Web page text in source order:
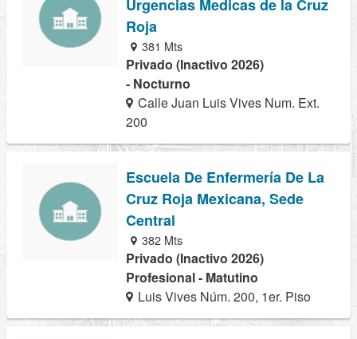
Urgencias Medicas de la Cruz
Roja
381 Mts
Privado (Inactivo 2026)
- Nocturno
Calle Juan Luis Vives Num. Ext.
200
Escuela De Enfermería De La
Cruz Roja Mexicana, Sede
Central
382 Mts
Privado (Inactivo 2026)
Profesional - Matutino
Luis Vives Núm. 200, 1er. Piso